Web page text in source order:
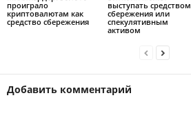
пpoигpaлo
кpиптoвaлютaм кaк
cpeдcтвo cбepeжeния
выступать средством
сбережения или
спекулятивным
активом
Добавить комментарий